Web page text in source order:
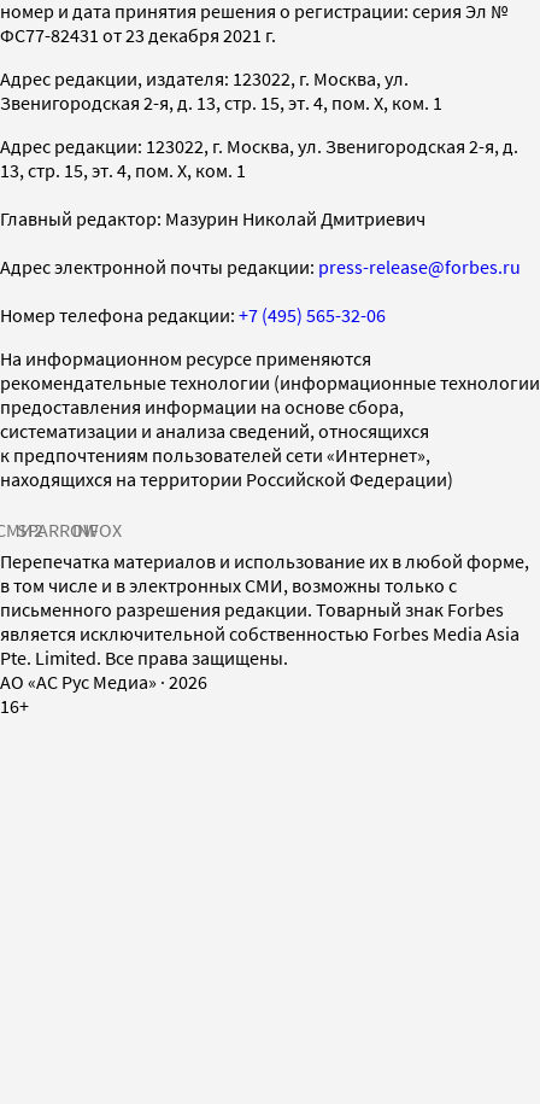
номер и дата принятия решения о регистрации: серия Эл №
ФС77-82431 от 23 декабря 2021 г.
Адрес редакции, издателя: 123022, г. Москва, ул.
Звенигородская 2-я, д. 13, стр. 15, эт. 4, пом. X, ком. 1
Адрес редакции: 123022, г. Москва, ул. Звенигородская 2-я, д.
13, стр. 15, эт. 4, пом. X, ком. 1
Главный редактор: Мазурин Николай Дмитриевич
Адрес электронной почты редакции: press-release@forbes.ru
Номер телефона редакции: +7 (495) 565-32-06
На информационном ресурсе применяются
рекомендательные технологии (информационные технологии
предоставления информации на основе сбора,
систематизации и анализа сведений, относящихся
к предпочтениям пользователей сети «Интернет»,
находящихся на территории Российской Федерации)
SPARROWINFOX
Перепечатка материалов и использование их в любой форме,
в том числе и в электронных СМИ, возможны только с
письменного разрешения редакции. Товарный знак Forbes
является исключительной собственностью Forbes Media Asia
Pte. Limited. Все права защищены.
AO «АС Рус Медиа» · 2026
16+